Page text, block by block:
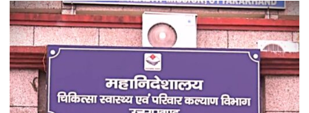
शादी
पर
नया
विवाद,
के
नाबालिग